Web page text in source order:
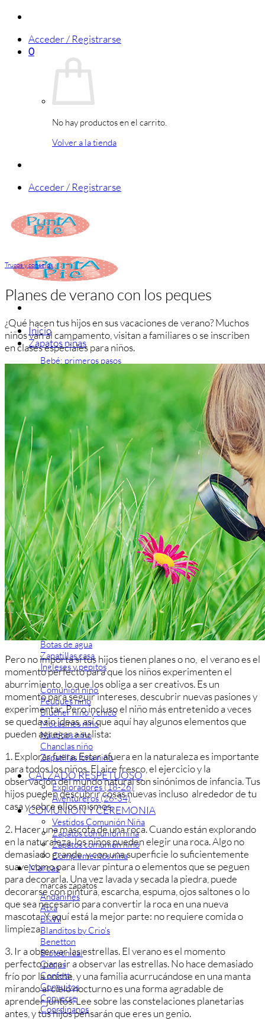
Saltar
contenidoAcceder / Registrarse
0
No hay productos en el carrito.
Volver a la tienda
Acceder / Registrarse
Inicio
Zapatos niñas
Bebé: primeros pasos
Botas y botines
Botas de agua
Zapatillas estar en casa
Zapatillas deporte niña
Colegiales niña
Blucher niña
Pascualas
Merceditas
Comunión niña
Bailarinas
Náuticos niña
Mocasines niña
Peuques niña
Chanclas niña
Zapatillas lona
Sandalias niña
Zapatos niños
Bebé: Primeros pasos
Botas niño
Zapatos colegiales niño
Sandalias niño
Deportivas niño
Botas de agua
Zapatillas casa
Ingleses y pepitos
Comunión niño
Peuques niño
Blucher niño y chico
Mocasines niño
Náuticos niño
Chanclas niño
Zapatillas lona niño
CALZADO RESPETUOSO
Exploradores (18-26)
Aventureros (26-34)
COMUNION Y CEREMONIA
Vestidos Comunión Niña
Zapatos comunión niña
Zapatos comunión niño
Complementos niña
Marcas
marcas zapatos
Andanines
Atxa
B&W
Blanditos by Crio's
Benetton
Biotecnical
Cirqus
Confetti
Conguitos
Converse
Coordinanos
Trucos y consejos
Planes de verano con los peques
¿Qué hacen tus hijos en sus vacaciones de verano? Muchos
niños van al campamento, visitan a familiares o se inscriben
en clases especiales para niños.
Pero no importa si tus hijos tienen planes o no, el verano es el
momento perfecto para que los niños experimenten el
aburrimiento, lo que los obliga a ser creativos. Es un
momento para seguir intereses, descubrir nuevas pasiones y
experimentar. Pero incluso el niño más entretenido a veces
se queda sin ideas, así que aquí hay algunos elementos que
pueden agregar a su lista:
1. Explorar fuera. Estar afuera en la naturaleza es importante
para todos los niños. El aire fresco, el ejercicio y la
observación del mundo natural son sinónimos de infancia. Tus
hijos pueden descubrir cosas nuevas incluso alrededor de tu
casa y sobre ellos mismos.
2. Hacer una mascota de una roca. Cuando están explorando
en la naturaleza, los niños pueden elegir una roca. Algo no
demasiado grande, y con una superficie lo suficientemente
suave como para llevar pintura o elementos que se peguen
para decorarla. Una vez lavada y secada la piedra, puede
decorarse con pintura, escarcha, espuma, ojos saltones o lo
que sea necesario para convertir la roca en una nueva
mascota. Y aquí está la mejor parte: no requiere comida o
limpieza.
3. Ir a observar las estrellas. El verano es el momento
perfecto para ir a observar las estrellas. No hace demasiado
frío por la noche, y una familia acurrucándose en una manta
mirando al cielo nocturno es una forma agradable de
aprender juntos. Lee sobre las constelaciones planetarias
antes, y tus hijos pensarán que eres un genio.